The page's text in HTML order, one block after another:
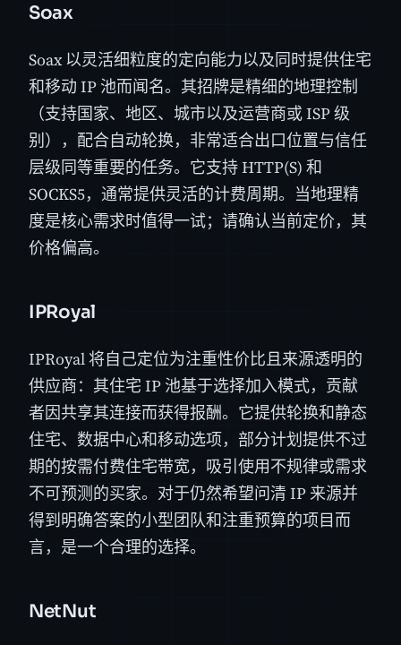
Soax
Soax 以灵活细粒度的定向能力以及同时提供住宅
和移动 IP 池而闻名。其招牌是精细的地理控制
（支持国家、地区、城市以及运营商或 ISP 级
别），配合自动轮换，非常适合出口位置与信任
层级同等重要的任务。它支持 HTTP(S) 和
SOCKS5，通常提供灵活的计费周期。当地理精
度是核心需求时值得一试；请确认当前定价，其
价格偏高。
IPRoyal
IPRoyal 将自己定位为注重性价比且来源透明的
供应商：其住宅 IP 池基于选择加入模式，贡献
者因共享其连接而获得报酬。它提供轮换和静态
住宅、数据中心和移动选项，部分计划提供不过
期的按需付费住宅带宽，吸引使用不规律或需求
不可预测的买家。对于仍然希望问清 IP 来源并
得到明确答案的小型团队和注重预算的项目而
言，是一个合理的选择。
NetNut